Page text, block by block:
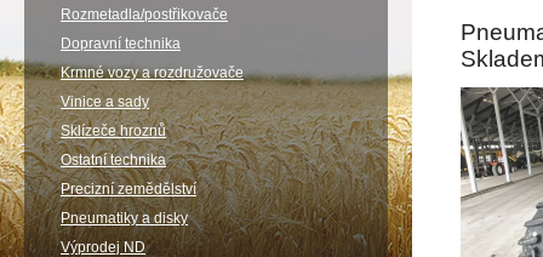
Rozmetadla/postřikovače
Dopravní technika
Krmné vozy a rozdružovače
Vinice a sady
Sklízeče hroznů
Ostatní technika
Precizní zemědělství
Pneumatiky a disky
Výprodej ND